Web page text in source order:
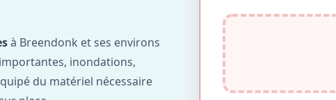
à Breendonk et ses environs
inondations,
du matériel nécessaire